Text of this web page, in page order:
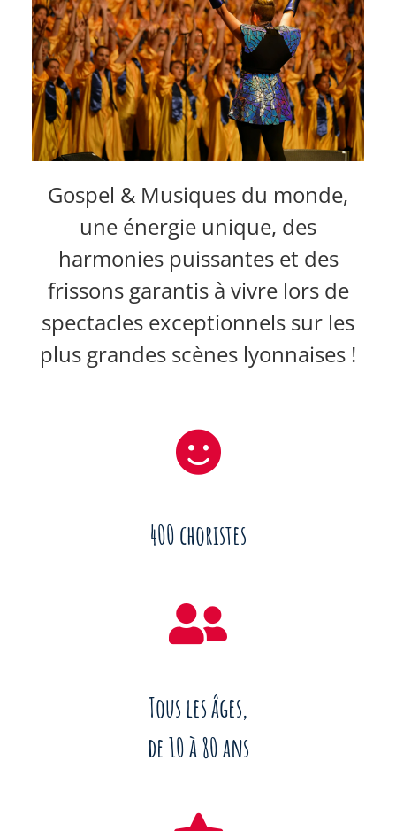
Gospel & Musiques du monde,
une énergie unique, des
harmonies puissantes et des
frissons garantis à vivre lors de
spectacles exceptionnels sur les
plus grandes scènes lyonnaises !
400 choristes
Tous les âges,
de 10 à 80 ans